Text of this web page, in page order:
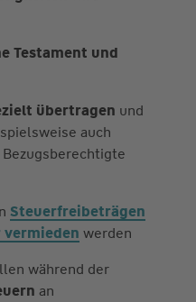
Testament und
übertragen und
auch
Steuerfreibeträgen
werden
während der
an